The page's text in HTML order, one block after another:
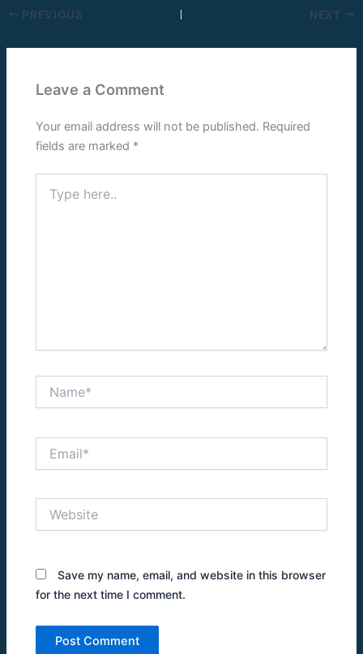
PREVIOUS NEXT
Leave a Comment
Your email address will not be published. Required
fields are marked *
here..
Save my name, email, and website in this browser
for the next time I comment.